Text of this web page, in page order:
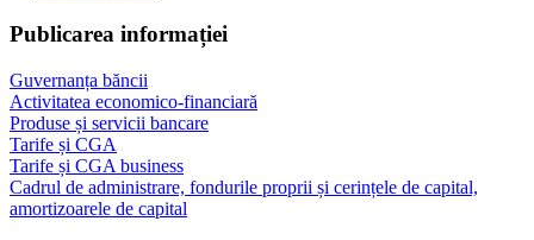
Publicarea informației
Guvernanța băncii
Activitatea economico-financiară
Produse și servicii bancare
Tarife și CGA
Tarife și CGA business
Cadrul de administrare, fondurile proprii și cerințele de capital,
amortizoarele de capital